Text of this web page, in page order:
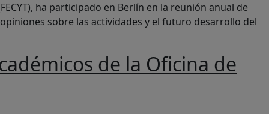
ha participado en Berlín en la reunión anual de
sobre las actividades y el futuro desarrollo del
de la Oficina de